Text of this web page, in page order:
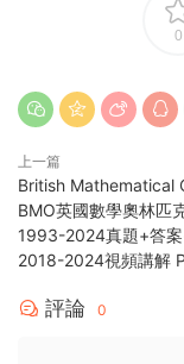
0
上一篇
British Mathematical
BMO英國數學奧林匹
1993-2024真題+答
2018-2024視頻講解
評論 0